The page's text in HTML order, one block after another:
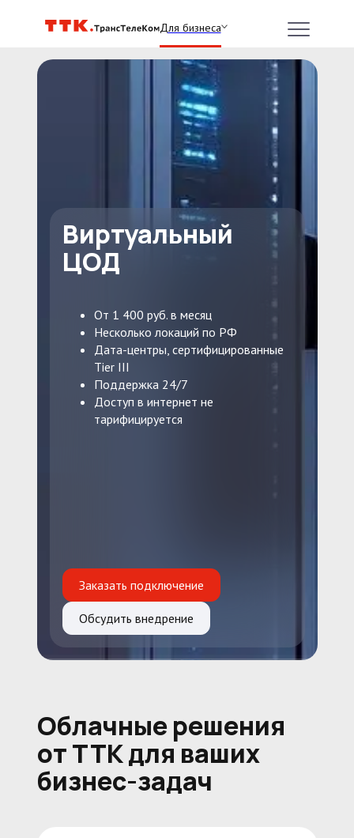
Для бизнеса
Виртуальный
ЦОД
От 1 400 руб. в месяц
Несколько локаций по РФ
Дата-центры, сертифицированные
Tier III
Поддержка 24/7
Доступ в интернет не
тарифицируется
Заказать подключение
Обсудить внедрение
Облачные решения
от ТТК для ваших
бизнес-задач